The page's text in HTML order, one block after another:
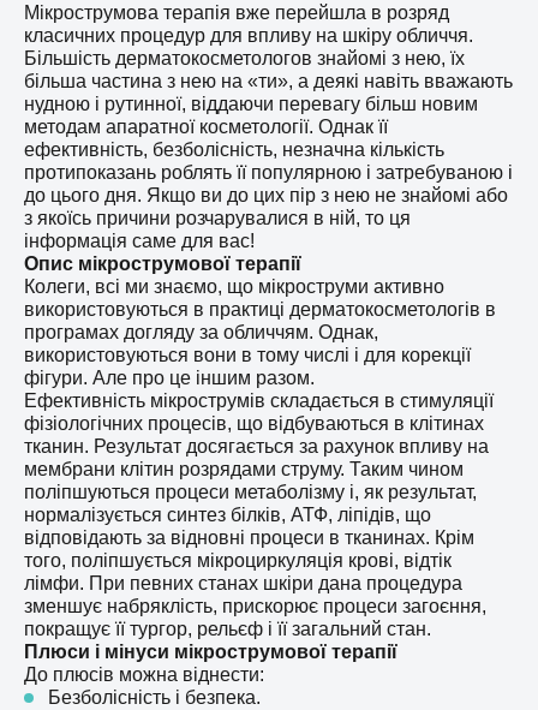
Мікрострумова терапія вже перейшла в розряд
класичних процедур для впливу на шкіру обличчя.
Більшість дерматокосметологов знайомі з нею, їх
більша частина з нею на «ти», а деякі навіть вважають
нудною і рутинної, віддаючи перевагу більш новим
методам апаратної косметології. Однак її
ефективність, безболісність, незначна кількість
протипоказань роблять її популярною і затребуваною і
до цього дня. Якщо ви до цих пір з нею не знайомі або
з якоїсь причини розчарувалися в ній, то ця
інформація саме для вас!
Опис мікрострумової терапії
Колеги, всі ми знаємо, що мікроструми активно
використовуються в практиці дерматокосметологів в
програмах догляду за обличчям. Однак,
використовуються вони в тому числі і для корекції
фігури. Але про це іншим разом.
Ефективність мікрострумів складається в стимуляції
фізіологічних процесів, що відбуваються в клітинах
тканин. Результат досягається за рахунок впливу на
мембрани клітин розрядами струму. Таким чином
поліпшуються процеси метаболізму і, як результат,
нормалізується синтез білків, АТФ, ліпідів, що
відповідають за відновні процеси в тканинах. Крім
того, поліпшується мікроциркуляція крові, відтік
лімфи. При певних станах шкіри дана процедура
зменшує набряклість, прискорює процеси загоєння,
покращує її тургор, рельєф і її загальний стан.
Плюси і мінуси мікрострумової терапії
До плюсів можна віднести:
Безболісність і безпека.